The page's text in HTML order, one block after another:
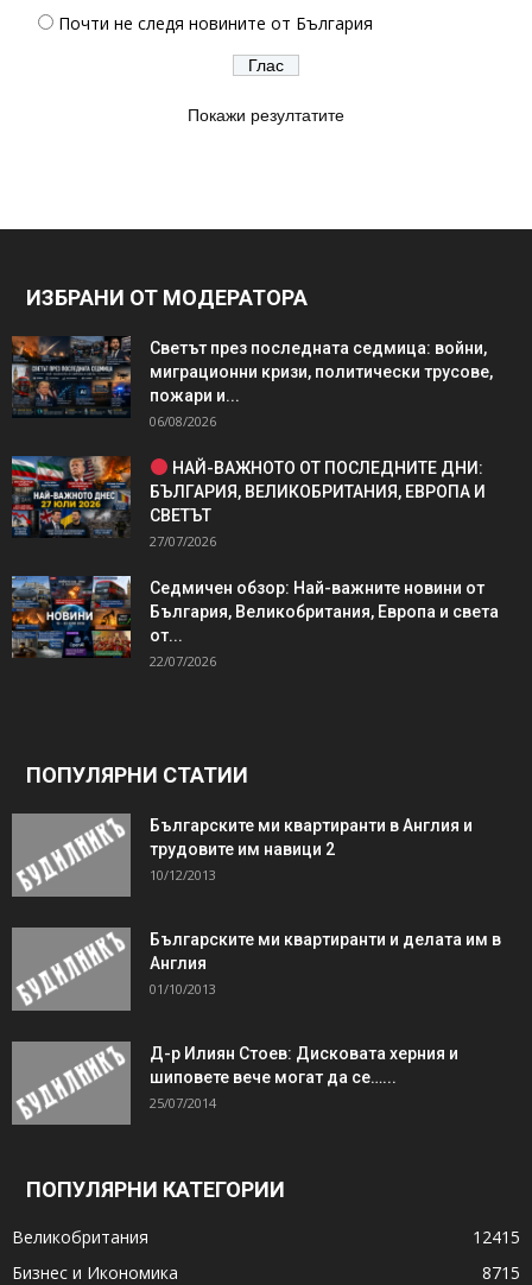
Почти не следя новините от България
Покажи резултатите
ИЗБРАНИ ОТ МОДЕРАТОРА
Светът през последната седмица: войни,
миграционни кризи, политически трусове,
пожари и...
06/08/2026
НАЙ-ВАЖНОТО ОТ ПОСЛЕДНИТЕ ДНИ:
БЪЛГАРИЯ, ВЕЛИКОБРИТАНИЯ, ЕВРОПА И
СВЕТЪТ
27/07/2026
Седмичен обзор: Най-важните новини от
България, Великобритания, Европа и света
от...
22/07/2026
ПОПУЛЯРНИ СТАТИИ
Българските ми квартиранти в Англия и
трудовите им навици 2
10/12/2013
Българските ми квартиранти и делата им в
Англия
01/10/2013
Д-р Илиян Стоев: Дисковата херния и
шиповете вече могат да се…...
25/07/2014
ПОПУЛЯРНИ КАТЕГОРИИ
Великобритания
12415
Бизнес и Икономика
8715